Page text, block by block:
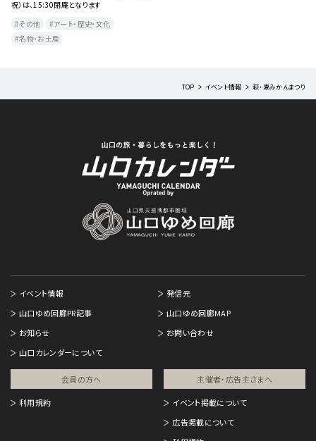
祝）は、15:30閉庵となります
その他
アート・歴史・文化
名物・お土産
TOP イベント情報 萩・夏みかんまつり
イベント情報
発信元
山口ゆめ回廊PR記事
山口ゆめ回廊MAP
お知らせ
お問い合わせ
山口カレンダーについて
会員の方へ
利用規約
主催者・広告主さまへ​
イベント掲載について
広告掲載について